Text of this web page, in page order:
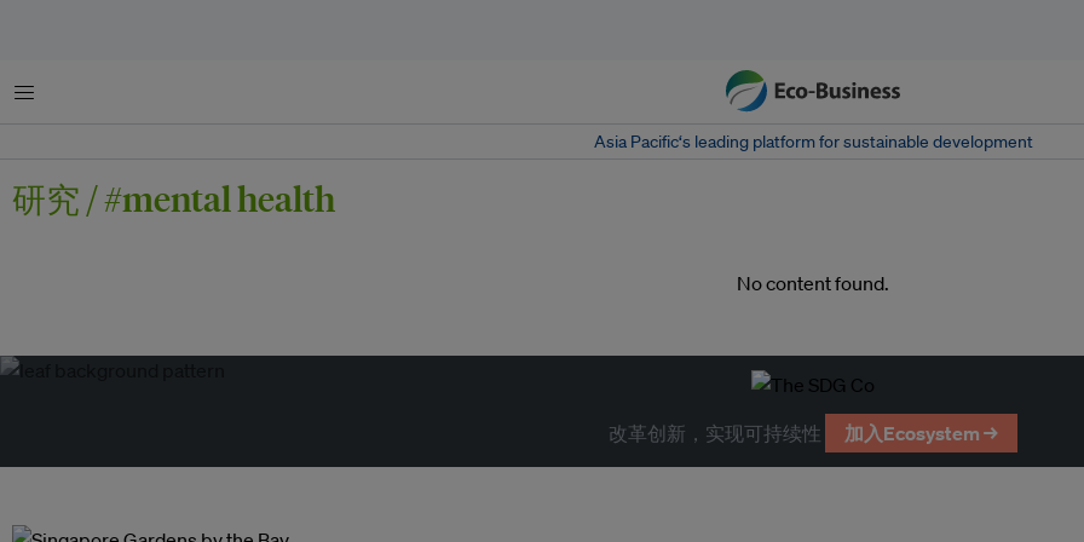
菜单
Asia Pacific‘s leading platform for sustainable development
研究 / #mental health
No content found.
改革创新，实现可持续性 加入Ecosystem →